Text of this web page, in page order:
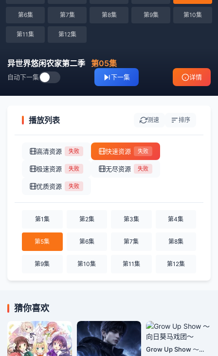
第6集 第7集 第8集 第9集 第10集
第11集 第12集
异世界悠闲农家第二季 第05集
自动下一集 下一集 详情
播放列表 测速 排序
高清资源 失败 快速资源 失败
极速资源 失败 无尽资源 失败
优质资源 失败
第1集 第2集 第3集 第4集
第5集 第6集 第7集 第8集
第9集 第10集 第11集 第12集
猜你喜欢
Grow Up Show ～向日葵马戏团～